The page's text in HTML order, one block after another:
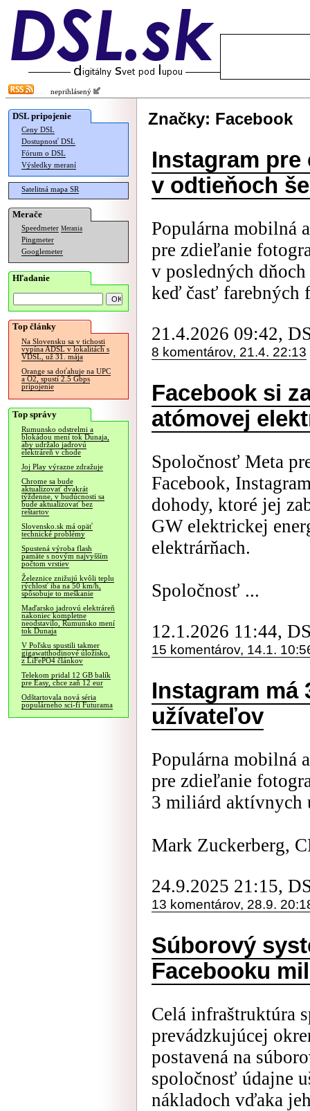
neprihlásený
DSL pripojenie
Ceny DSL
Dostupnosť DSL
Fórum o DSL
Výsledky meraní
Satelitná mapa SR
Merače
Speedmeter Merania
Pingmeter
Googlemeter
Hľadanie
Top články
Na Slovensku sa v tichosti
vypína ADSL v lokalitách s
VDSL, už 31. mája
Orange sa doťahuje na UPC
a O2, spustí 2.5 Gbps
pripojenie
Top správy
Rumunsko odstrelmi a
blokádou mení tok Dunaja,
aby udržalo jadrovú
elektráreň v chode
Joj Play výrazne zdražuje
Chrome sa bude
aktualizovať dvakrát
týždenne, v budúcnosti sa
bude aktualizovať bez
reštartov
Slovensko.sk má opäť
technické problémy
Spustená výroba flash
pamäte s novým najvyšším
počtom vrstiev
Železnice znižujú kvôli teplu
rýchlosť iba na 50 km/h,
spôsobuje to meškanie
Maďarsko jadrovú elektráreň
nakoniec kompletne
neodstavilo, Rumunsko mení
tok Dunaja
V Poľsku spustili takmer
gigawatthodinové úložisko,
z LiFePO4 článkov
Telekom pridal 12 GB balík
pre Easy, chce zaň 12 eur
Odštartovala nová séria
populárneho sci-fi Futurama
Značky: Facebook
Instagram
v odtieňoch
Populárna mobilná
pre zdieľanie
v posledných
keď časť farebných
21.4.2026 09:42,
8 komentárov, 21.4. 22:13
Facebook si
atómovej
Spoločnosť Meta
Facebook,
dohody, ktoré jej
GW elektrickej
elektrárňach.
Spoločnosť ...
12.1.2026 11:44,
15 komentárov, 14.1.
Instagram má
užívateľov
Populárna mobilná
pre zdieľanie
3 miliárd aktívnych
Mark Zuckerberg,
24.9.2025 21:15,
13 komentárov, 28.9.
Súborový
Facebooku
Celá infraštruktúra
prevádzkujúcej
postavená na
spoločnosť údajne
nákladoch vďaka